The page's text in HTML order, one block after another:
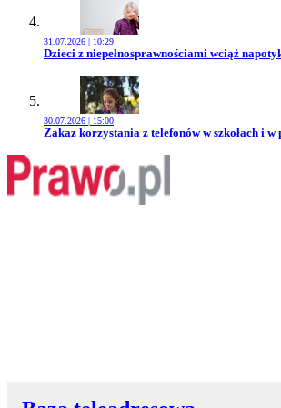
31.07.2026 | 10:29
Przejdź do artykułu:
Dzieci z niepełnosprawnościami wciąż
30.07.2026 | 15:00
Przejdź do artykułu:
Zakaz korzystania z telefonów w szkołach i